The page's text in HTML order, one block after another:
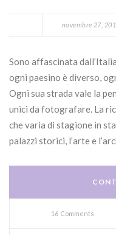
novembre 27,
Sono affascinata
ogni paesino è diverso,
Ogni sua strada vale la
unici da fotografare. La
che varia di stagione in
palazzi storici, l’arte e
16 Comments